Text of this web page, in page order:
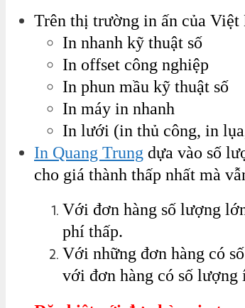
Trên thị trường in ấn của Việt
In nhanh kỹ thuật số
In offset công nghiệp
In phun mầu kỹ thuật số
In máy in nhanh
In lưới (in thủ công, in
In Quang Trung dựa vào số
cho giá thành thấp nhất mà
Với đơn hàng số lượng
phí thấp.
Với những đơn hàng có
với đơn hàng có số lượng